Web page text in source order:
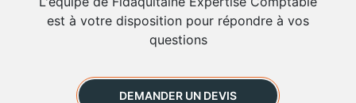
est à votre disposition pour répondre à vos
questions
DEMANDER UN DEVIS